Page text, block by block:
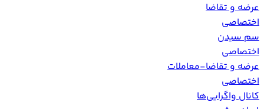
عرضه و تقاضا
اختصاصی
سم سیدن
اختصاصی
عرضه و تقاضا-معاملات
اختصاصی
کانال واگرایی‌ها